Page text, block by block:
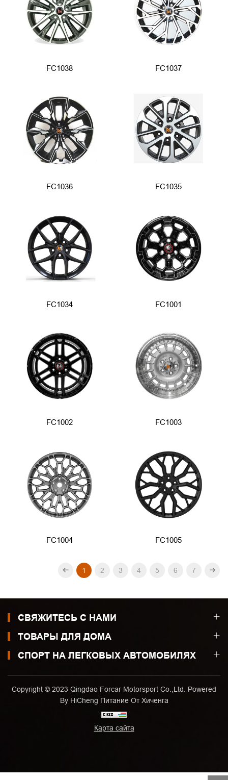
FC1038 FC1037
FC1036 FC1035
FC1034 FC1001
FC1002 FC1003
FC1004 FC1005
1 2 3 4 5 6 7
СВЯЖИТЕСЬ С НАМИ
ТОВАРЫ ДЛЯ ДОМА
СПОРТ НА ЛЕГКОВЫХ АВТОМОБИЛЯХ
Copyright © 2023 Qingdao Forcar Motorsport Co.,Ltd. Powered
By HiCheng Питание От Хиченга
Карта сайта